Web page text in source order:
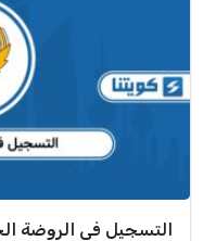
التسجيل في الروضة